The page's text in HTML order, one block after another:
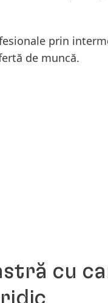
prin
de muncă.
cu